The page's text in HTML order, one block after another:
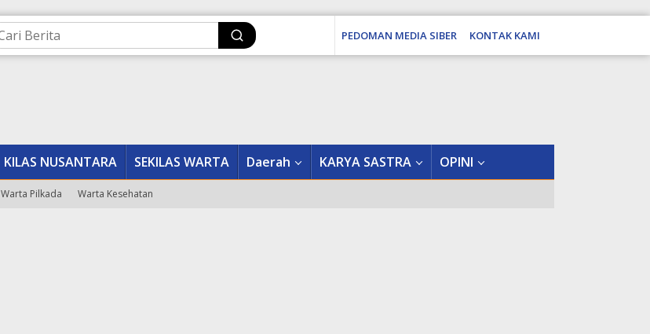
PEDOMAN MEDIA SIBER KONTAK KAMI
KILAS NUSANTARA SEKILAS WARTA Daerah KARYA SASTRA OPINI
Warta Pilkada Warta Kesehatan